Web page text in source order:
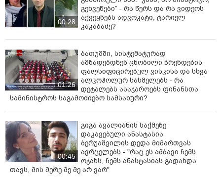
00:28
გეხვეწები” - რა წერს და რა ვიდეოს
აქვეყნებს ადვოკატი, ტარიელ
კაკაბაძე?
01:26
ბათუმში, სისტემატურად
ამზადებდნენ ცნობილი ბრენდების
ფალსიფიცირებულ ვისკისა და სხვა
ალკოჰოლურ სასმელებს - რა
დეტალებს ასაჯაროებს ფინანსთა
სამინისტროს საგამოძიებო სამსახური?
00:45
გიგა ავალიანის საქმეზე
დაკავებული ანასტასია
ბერუაშვილის დედა მიმართვას
ავრცელებს - "რაც ეს ამბავი ჩემს
ოჯახს, ჩემს ანასტასიას გადახდა
თავს, მის მერე მე მე არ ვარ"